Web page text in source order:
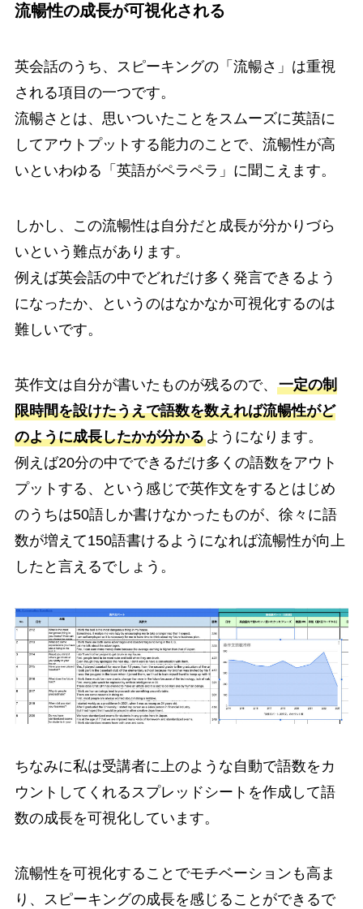
流暢性の成長が可視化される
英会話のうち、スピーキングの「流暢さ」は重視
される項目の一つです。
流暢さとは、思いついたことをスムーズに英語に
してアウトプットする能力のことで、流暢性が高
いといわゆる「英語がペラペラ」に聞こえます。
しかし、この流暢性は自分だと成長が分かりづら
いという難点があります。
例えば英会話の中でどれだけ多く発言できるよう
になったか、というのはなかなか可視化するのは
難しいです。
英作文は自分が書いたものが残るので、 一定の制
限時間を設けたうえで語数を数えれば流暢性がど
のように成長したかが分かるようになります。
例えば20分の中でできるだけ多くの語数をアウト
プットする、という感じで英作文をするとはじめ
のうちは50語しか書けなかったものが、徐々に語
数が増えて150語書けるようになれば流暢性が向上
したと言えるでしょう。
ちなみに私は受講者に上のような自動で語数をカ
ウントしてくれるスプレッドシートを作成して語
数の成長を可視化しています。
流暢性を可視化することでモチベーションも高ま
り、スピーキングの成長を感じることができるで